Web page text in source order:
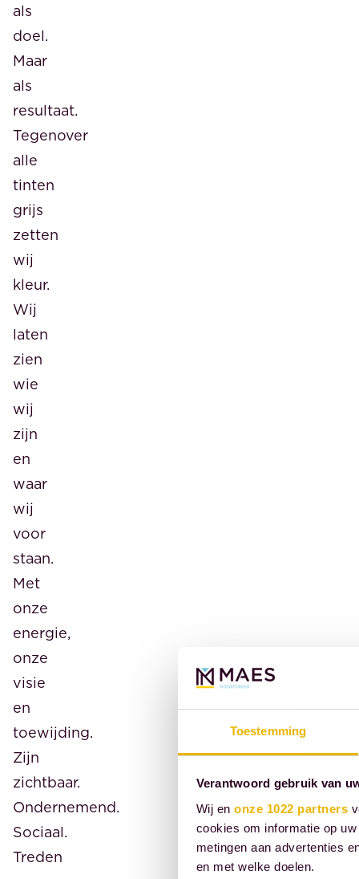
Toestemming
Verantwoord gebruik van
Wij en onze 1022 partners
cookies om informatie op
metingen aan advertenties
en met welke doelen.
als
doel.
Maar
als
resultaat.
Tegenover
alle
tinten
grijs
zetten
wij
kleur.
Wij
laten
zien
wie
wij
zijn
en
waar
wij
voor
staan.
Met
onze
energie,
onze
visie
en
toewijding.
Zijn
zichtbaar.
Ondernemend.
Sociaal.
Treden